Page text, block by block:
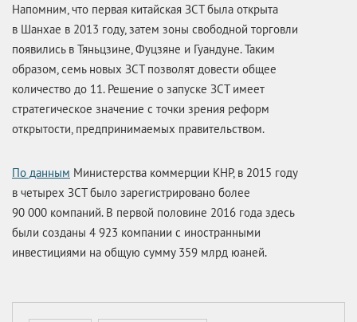
Напомним, что первая китайская ЗСТ была открыта
в Шанхае в 2013 году, затем зоны свободной торговли
появились в Тяньцзине, Фуцзяне и Гуандуне. Таким
образом, семь новых ЗСТ позволят довести общее
количество до 11. Решение о запуске ЗСТ имеет
стратегическое значение с точки зрения реформ
открытости, предпринимаемых правительством.
По данным Министерства коммерции КНР, в 2015 году
в четырех ЗСТ было зарегистрировано более
90 000 компаний. В первой половине 2016 года здесь
были созданы 4 923 компании с иностранными
инвестициями на общую сумму 359 млрд юаней.